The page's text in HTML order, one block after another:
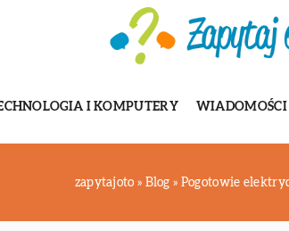
I KOMPUTERY
zapytajoto » Blog » Pogotowie